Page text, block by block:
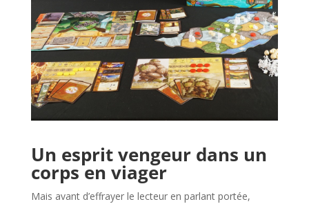
Un esprit vengeur dans un
corps en viager
Mais avant d’effrayer le lecteur en parlant portée,